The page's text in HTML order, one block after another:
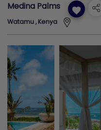
Medina Palms favorite
Watamu , Kenya